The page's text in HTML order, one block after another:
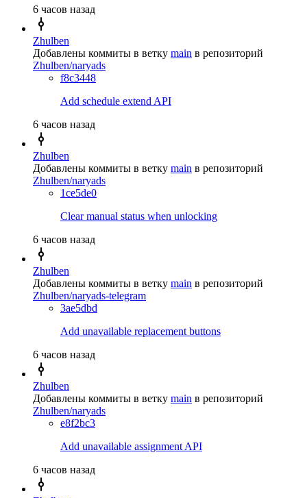
6 часов назад
Zhulben
Добавлены коммиты в ветку main в репозиторий
Zhulben/naryads
f8c3448
Add schedule extend API
6 часов назад
Zhulben
Добавлены коммиты в ветку main в репозиторий
Zhulben/naryads
1ce5de0
Clear manual status when unlocking
6 часов назад
Zhulben
Добавлены коммиты в ветку main в репозиторий
Zhulben/naryads-telegram
3ae5dbd
Add unavailable replacement buttons
6 часов назад
Zhulben
Добавлены коммиты в ветку main в репозиторий
Zhulben/naryads
e8f2bc3
Add unavailable assignment API
6 часов назад